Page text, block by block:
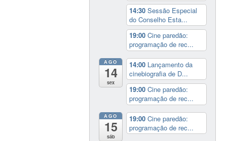
14:30Sessão Especial
do Conselho Esta...
19:00Cine paredão:
programação de rec...
AGO
14
sex
14:00 Lançamento da
cinebiografia de D...
19:00Cine paredão:
programação de rec...
AGO
15
sáb
19:00Cine paredão:
programação de rec...